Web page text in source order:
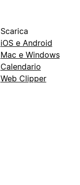
Scarica
iOS e Android
Mac e Windows
Calendario
Web Clipper